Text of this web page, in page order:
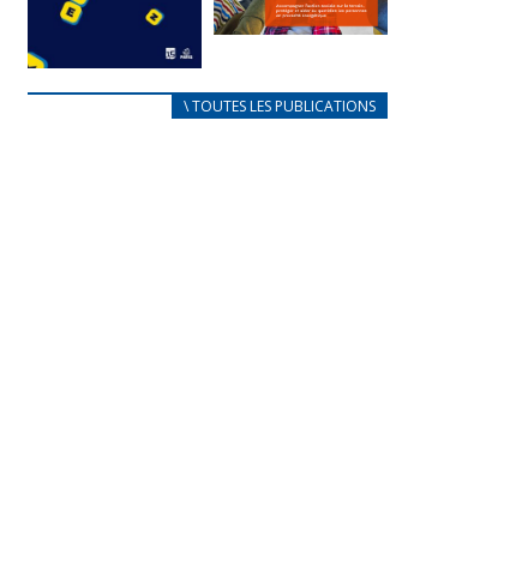
au coeur de
nos actions
\ TOUTES LES PUBLICATIONS